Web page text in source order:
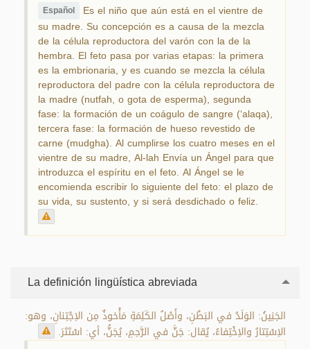
Español Es el niño que aún está en el vientre de
su madre. Su concepción es a causa de la mezcla
de la célula reproductora del varón con la de la
hembra. El feto pasa por varias etapas: la primera
es la embrionaria, y es cuando se mezcla la célula
reproductora del padre con la célula reproductora de
la madre (nutfah, o gota de esperma), segunda
fase: la formación de un coágulo de sangre (‘alaqa),
tercera fase: la formación de hueso revestido de
carne (mudgha). Al cumplirse los cuatro meses en el
vientre de su madre, Al-lah Envía un Ángel para que
introduzca el espíritu en el feto. Al Ángel se le
encomienda escribir lo siguiente del feto: el plazo de
su vida, su sustento, y si será desdichado o feliz.
La definición lingüística abreviada
الجَنِينُ: الوَلَدُ في البَطْنِ، وأَصْلُ الكَلِمَةِ مَأْخوذٌ مِن الاِجْتِنانِ، وهو:
الاِسْتِتارُ والاِخْتِفاءُ، يُقال: جَنَّ في الرَّحِمِ، يُجَنُّ، أي: اسْتَتَرَ.